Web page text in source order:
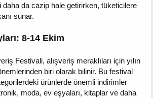
daha da cazip hale getirirken, tüketicilere
sunar.
8-14 Ekim
Festivali, alışveriş meraklıları için yılın
biri olarak bilinir. Bu festival
ürünlerde önemli indirimler
moda, ev eşyaları, kitaplar ve daha